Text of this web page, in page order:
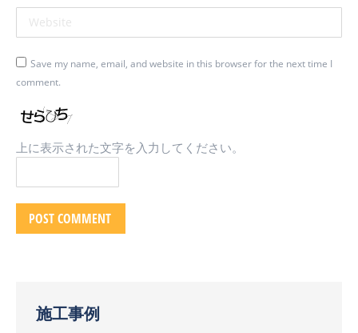
Website
Save my name, email, and website in this browser for the next time I
comment.
上に表示された文字を入力してください。
POST COMMENT
施工事例